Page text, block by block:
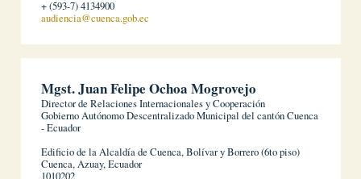
+ (593-7) 4134900
audiencia@cuenca.gob.ec
Mgst. Juan Felipe Ochoa Mogrovejo
Director de Relaciones Internacionales y Cooperación
Gobierno Autónomo Descentralizado Municipal del cantón Cuenca
- Ecuador
Edificio de la Alcaldía de Cuenca, Bolívar y Borrero (6to piso)
Cuenca, Azuay, Ecuador
1010202